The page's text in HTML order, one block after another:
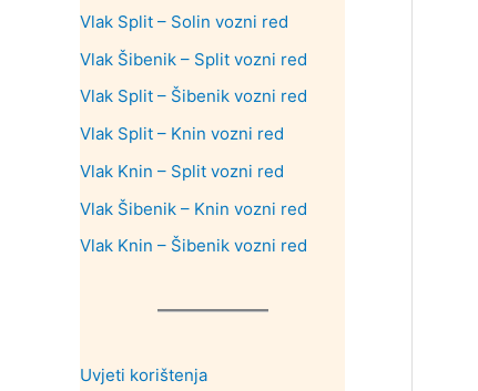
Vlak Split – Solin vozni red
Vlak Šibenik – Split vozni red
Vlak Split – Šibenik vozni red
Vlak Split – Knin vozni red
Vlak Knin – Split vozni red
Vlak Šibenik – Knin vozni red
Vlak Knin – Šibenik vozni red
Uvjeti korištenja